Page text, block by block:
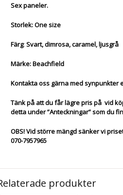
Sex paneler.
Storlek: One size
Färg: Svart, dimrosa, caramel, ljusgrå
Märke: Beachfield
Kontakta oss gärna med synpunkter
Tänk på att du får lägre pris på vid
detta under ”Anteckningar” som du
OBS! Vid större mängd sänker vi
070-7957965
produkter